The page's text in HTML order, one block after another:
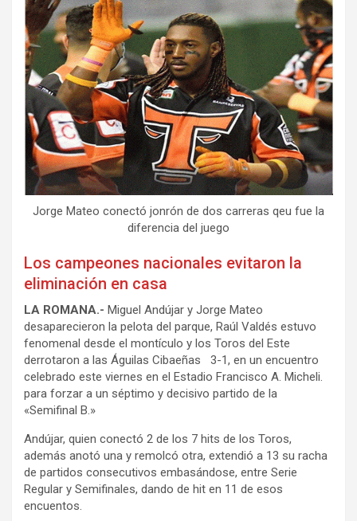
Jorge Mateo conectó jonrón de dos carreras qeu fue la
diferencia del juego
Los campeones nacionales evitaron la
eliminación en casa
LA ROMANA.- Miguel Andújar y Jorge Mateo
desaparecieron la pelota del parque, Raúl Valdés estuvo
fenomenal desde el montículo y los Toros del Este
derrotaron a las Águilas Cibaeñas 3-1, en un encuentro
celebrado este viernes en el Estadio Francisco A. Micheli.
para forzar a un séptimo y decisivo partido de la
«Semifinal B.»
Andújar, quien conectó 2 de los 7 hits de los Toros,
además anotó una y remolcó otra, extendió a 13 su racha
de partidos consecutivos embasándose, entre Serie
Regular y Semifinales, dando de hit en 11 de esos
encuentos.